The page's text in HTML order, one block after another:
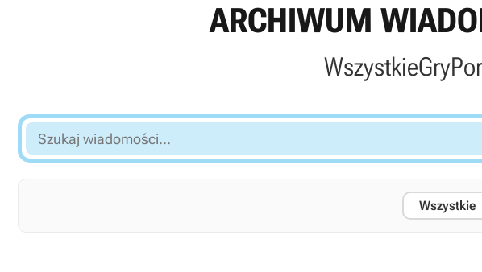
ARCHIWUM
WszystkieGry
Szukaj
wiadomości...